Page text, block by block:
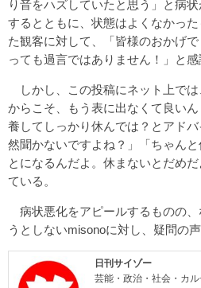
り音をハズしていたと思う」と病
するとともに、状態はよくなかっ
た観客に対して、「皆様のおかげ
っても過言ではありません！」と感
しかし、この投稿にネット上で
からこそ、もう表に出なくて良い
養してしっかり休んでは？とアド
然聞かないですよね？」「ちゃん
とになるんだよ。休まないとだめ
ている。
病状悪化をアピールするものの、
うとしないmisonoに対し、疑問の
日刊サイゾー
芸能・政治・社会・カ